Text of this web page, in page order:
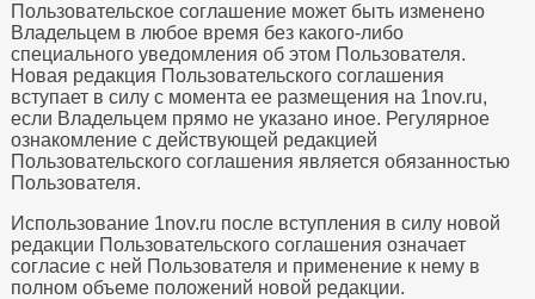
Пользовательское соглашение может быть изменено
Владельцем в любое время без какого-либо
специального уведомления об этом Пользователя.
Новая редакция Пользовательского соглашения
вступает в силу с момента ее размещения на 1nov.ru,
если Владельцем прямо не указано иное. Регулярное
ознакомление с действующей редакцией
Пользовательского соглашения является обязанностью
Пользователя.
Использование 1nov.ru после вступления в силу новой
редакции Пользовательского соглашения означает
согласие с ней Пользователя и применение к нему в
полном объеме положений новой редакции.